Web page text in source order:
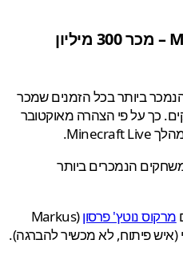
(2009) – מכר 300 מיליון
בכל הזמנים שמכר
עותקים. כך על פי הצהרה מאוקטובר
נוטץ' פרסון (Markus